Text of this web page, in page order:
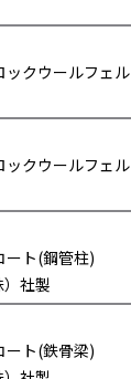
クウールフェル
クウールフェル
ート(鋼管柱)
社製
ート(鉄骨梁)